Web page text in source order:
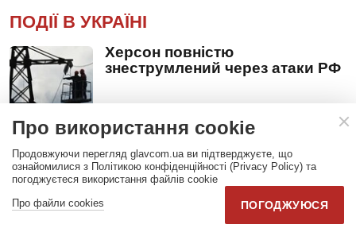
ПОДІЇ В УКРАЇНІ
Херсон повністю
знеструмлений через атаки РФ
окупанти встановили цинічний
білборд з «розкладом
Про використання cookie
Продовжуючи перегляд glavcom.ua ви підтверджуєте, що
ознайомилися з Політикою конфіденційності (Privacy Policy) та
погоджуєтеся використання файлів cookie
Про файли cookies
ПОГОДЖУЮСЯ